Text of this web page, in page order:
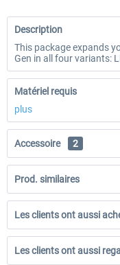
Description
This package expands
Gen in all four variants:
Matériel requis
plus
Accessoire 2
Prod. similaires
Les clients ont aussi
Les clients ont aussi